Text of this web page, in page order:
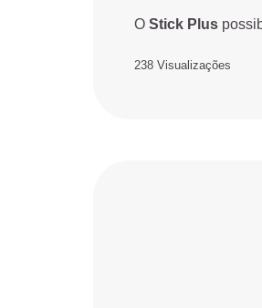
O Stick Plus
238 Visualizações